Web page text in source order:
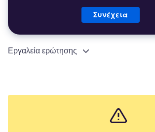
Συνέχεια
Εργαλεία ερώτησης